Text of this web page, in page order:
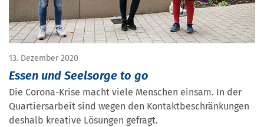
13. Dezember 2020
Essen und Seelsorge to go
Die Corona-Krise macht viele Menschen einsam. In der
Quartiersarbeit sind wegen den Kontaktbeschränkungen
deshalb kreative Lösungen gefragt.